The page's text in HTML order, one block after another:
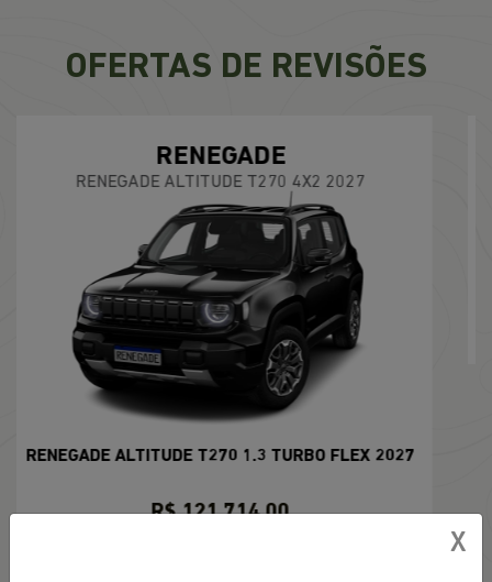
OFERTAS DE REVISÕES
COMPASS
COMPASS SPORT T270 2026
COMPASS SPORT T270 1.3 TURBO FLEX 2026
R$ 142.738,00
CONFIRA A OFERTA
X